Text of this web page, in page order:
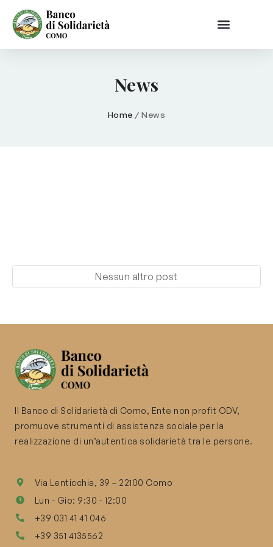
News
Home /News
Nessun altro post
Il Banco di Solidarietà di Como, Ente non profit ODV,
promuove strumenti di assistenza sociale per la
realizzazione di un’autentica solidarietà tra le persone.
Via Lenticchia, 39 – 22100 Como
Lun - Gio: 9:30 - 12:00
+39 031 41 41 046
+39 351 4135562